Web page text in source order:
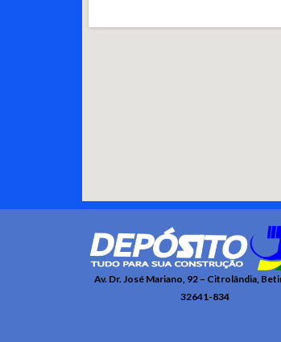
Av. Dr. José Mariano, 92 – Citrolândia,
32641-834